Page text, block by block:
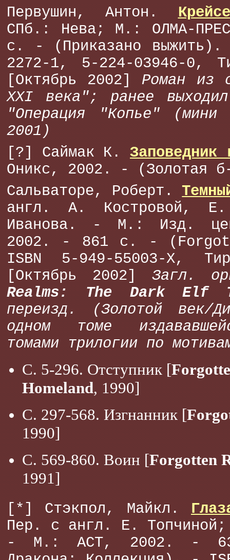
Первушин, Антон.
СПб.: Нева; М.: ОЛМА-
с. - (Приказано
2272-1, 5-224-03946-0,
[Октябрь 2002] Роман из
XXI века"; ранее
"Операция "Копье" (мини
2001)
[?] Саймак К. Заповедник
Оникс, 2002. - (Золотая
Сальваторе, Роберт.
англ. А. Костровой,
Иванова. - М.: Изд.
2002. - 861 с. -
ISBN 5-949-55003-X,
[Октябрь 2002] Загл.
Realms: The Dark Elf
переизд. (Золотой век/
одном томе
томами трилогии по
С. 5-296. Отступник [
Homeland, 1990]
С. 297-568. Изгнанник [
1990]
С. 569-860. Воин [Forgotten
1991]
[*] Стэкпол, Майкл.
Пер. с англ. Е.
- М.: АСТ, 2002. -